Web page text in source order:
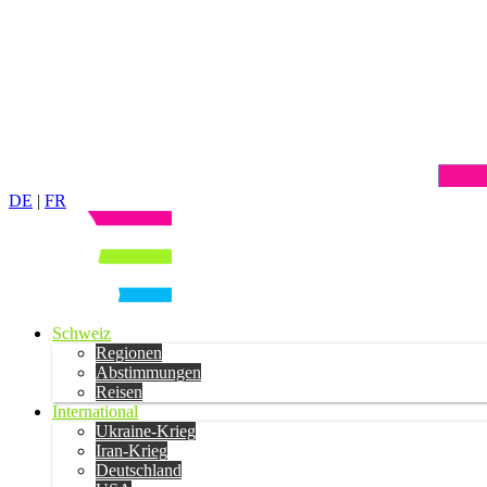
DE | FR
Schweiz
Regionen
Abstimmungen
Reisen
International
Ukraine-Krieg
Iran-Krieg
Deutschland